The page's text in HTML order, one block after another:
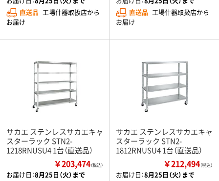
直送品 工場什器取扱店から
お届け
直送品 工場什器取扱店から
お届け
サカエ ステンレスサカエキャ
スターラック STN2-
1218RNUSU4 1台（直送品）
￥203,474（税込）
お届け日：8月25日（火）まで
サカエ ステンレスサカエキャ
スターラック STN2-
1812RNUSU4 1台（直送品）
￥212,494（税込）
お届け日：8月25日（火）まで